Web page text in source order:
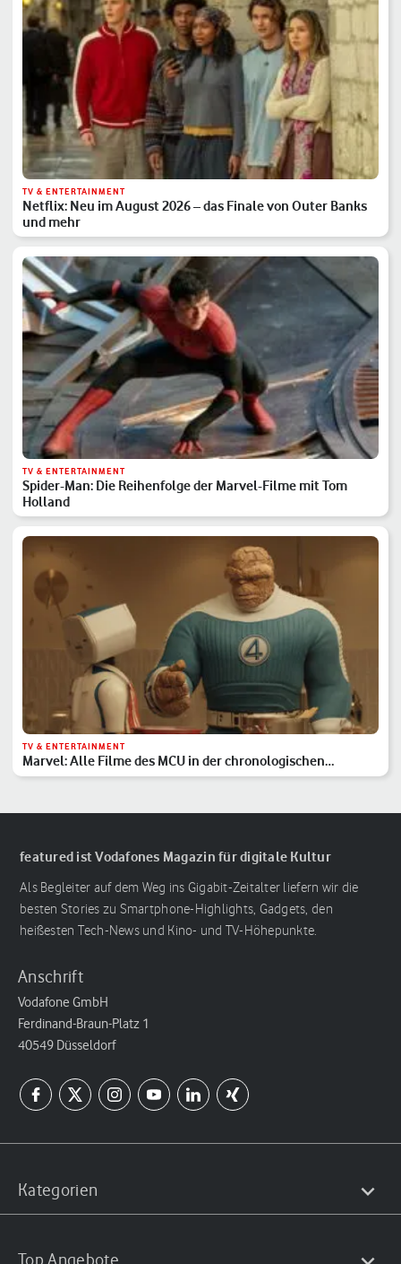
TV & ENTERTAINMENT
Netflix: Neu im August 2026 – das Finale von Outer Banks
und mehr
TV & ENTERTAINMENT
Spider-Man: Die Reihenfolge der Marvel-Filme mit Tom
Holland
TV & ENTERTAINMENT
Marvel: Alle Filme des MCU in der chronologischen
Reihenfolge
featured ist Vodafones Magazin für digitale Kultur
Als Begleiter auf dem Weg ins Gigabit-Zeitalter liefern wir die
besten Stories zu Smartphone-Highlights, Gadgets, den
heißesten Tech-News und Kino- und TV-Höhepunkte.
Anschrift
Vodafone GmbH
Ferdinand-Braun-Platz 1
40549 Düsseldorf
Kategorien